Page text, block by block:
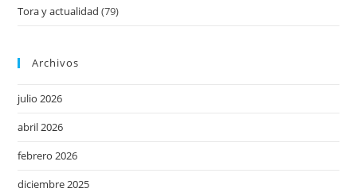
Tora y actualidad (79)
Archivos
julio 2026
abril 2026
febrero 2026
diciembre 2025